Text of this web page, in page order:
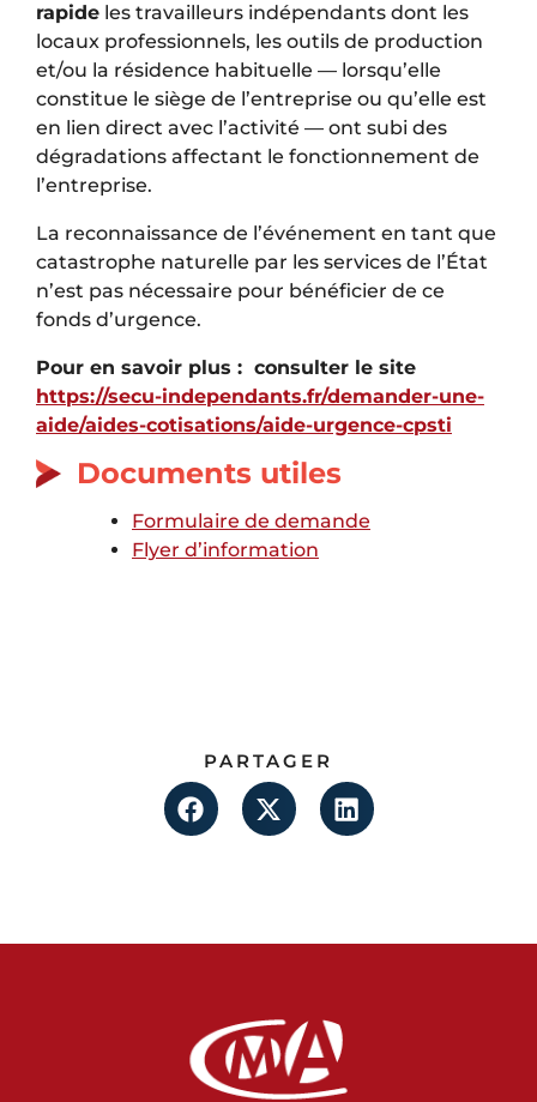
rapide les travailleurs indépendants dont les
locaux professionnels, les outils de production
et/ou la résidence habituelle — lorsqu’elle
constitue le siège de l’entreprise ou qu’elle est
en lien direct avec l’activité — ont subi des
dégradations affectant le fonctionnement de
l’entreprise.
La reconnaissance de l’événement en tant que
catastrophe naturelle par les services de l’État
n’est pas nécessaire pour bénéficier de ce
fonds d’urgence.
Pour en savoir plus : consulter le site
https://secu-independants.fr/demander-une-
aide/aides-cotisations/aide-urgence-cpsti
Documents utiles
Formulaire de demande
Flyer d’information
PARTAGER